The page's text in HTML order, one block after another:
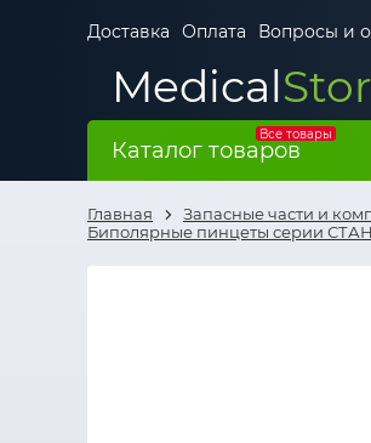
Доставка Оплата Вопросы и
Medical
Все товары
Каталог товаров
Главная Запасные части и
Биполярные пинцеты серии